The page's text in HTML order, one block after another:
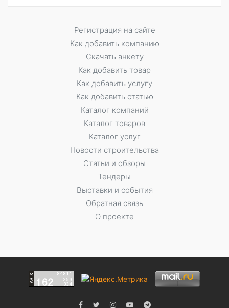
Регистрация на сайте
Как добавить компанию
Скачать анкету
Как добавить товар
Как добавить услугу
Как добавить статью
Каталог компаний
Каталог товаров
Каталог услуг
Новости строительства
Статьи и обзоры
Тендеры
Выставки и события
Обратная связь
О проекте